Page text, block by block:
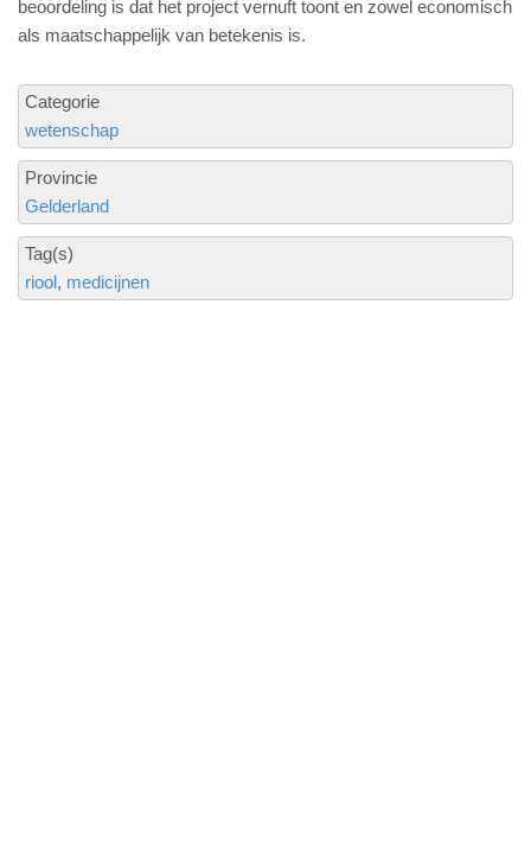
beoordeling is dat het project vernuft toont en zowel economisch
als maatschappelijk van betekenis is.
Categorie
wetenschap
Provincie
Gelderland
Tag(s)
riool medicijnen